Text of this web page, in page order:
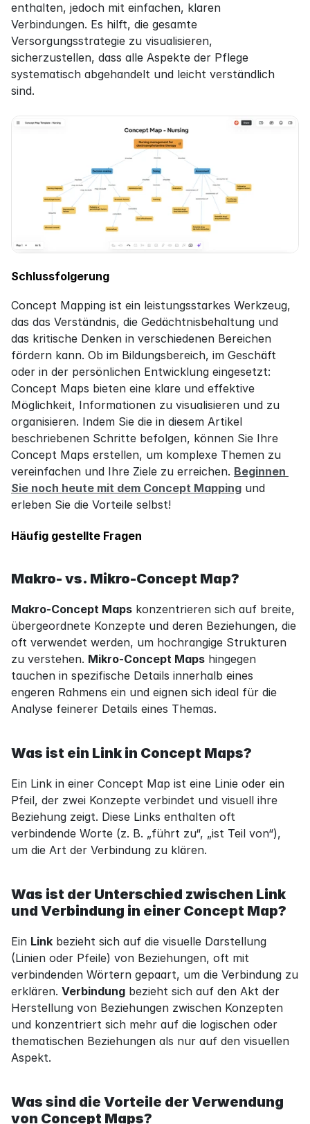
enthalten, jedoch mit einfachen, klaren
Verbindungen. Es hilft, die gesamte
Versorgungsstrategie zu visualisieren,
sicherzustellen, dass alle Aspekte der Pflege
systematisch abgehandelt und leicht verständlich
sind.
Schlussfolgerung
Concept Mapping ist ein leistungsstarkes Werkzeug,
das das Verständnis, die Gedächtnisbehaltung und
das kritische Denken in verschiedenen Bereichen
fördern kann. Ob im Bildungsbereich, im Geschäft
oder in der persönlichen Entwicklung eingesetzt:
Concept Maps bieten eine klare und effektive
Möglichkeit, Informationen zu visualisieren und zu
organisieren. Indem Sie die in diesem Artikel
beschriebenen Schritte befolgen, können Sie Ihre
Concept Maps erstellen, um komplexe Themen zu
vereinfachen und Ihre Ziele zu erreichen. Beginnen
Sie noch heute mit dem Concept Mapping und
erleben Sie die Vorteile selbst!
Häufig gestellte Fragen
Makro- vs. Mikro-Concept Map?
Makro-Concept Maps konzentrieren sich auf breite,
übergeordnete Konzepte und deren Beziehungen, die
oft verwendet werden, um hochrangige Strukturen
zu verstehen. Mikro-Concept Maps hingegen
tauchen in spezifische Details innerhalb eines
engeren Rahmens ein und eignen sich ideal für die
Analyse feinerer Details eines Themas.
Was ist ein Link in Concept Maps?
Ein Link in einer Concept Map ist eine Linie oder ein
Pfeil, der zwei Konzepte verbindet und visuell ihre
Beziehung zeigt. Diese Links enthalten oft
verbindende Worte (z. B. „führt zu“, „ist Teil von“),
um die Art der Verbindung zu klären.
Was ist der Unterschied zwischen Link
und Verbindung in einer Concept Map?
Ein Link bezieht sich auf die visuelle Darstellung
(Linien oder Pfeile) von Beziehungen, oft mit
verbindenden Wörtern gepaart, um die Verbindung zu
erklären. Verbindung bezieht sich auf den Akt der
Herstellung von Beziehungen zwischen Konzepten
und konzentriert sich mehr auf die logischen oder
thematischen Beziehungen als nur auf den visuellen
Aspekt.
Was sind die Vorteile der Verwendung
von Concept Maps?